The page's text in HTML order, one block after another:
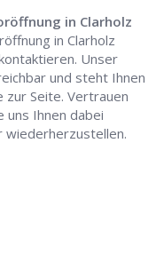
in Clarholz
in Clarholz
Unser
und steht Ihnen
zur Seite. Vertrauen
uns Ihnen dabei
wiederherzustellen.